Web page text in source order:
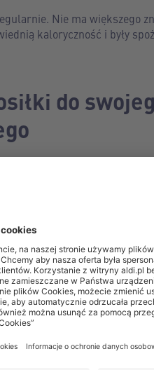
Nie ma większego
kaloryczność i były
do
posiłków powinna być
wartość ta będzie nieco
fizycznej. Aby dowiedzieć
skorzystaj z prostych
pomoże Ci też
kilogramach) przez wzrost
na poziomie 18,5 – 24,99[3].
warzyw i